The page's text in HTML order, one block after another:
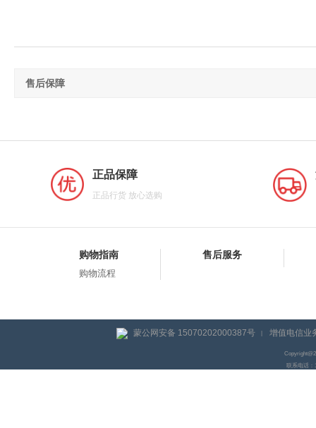
售后保障
正品保障
正品行货 放心选购
购物指南
购物流程
售后服务
蒙公网安备 15070202000387号 增值电信业
联系电话：